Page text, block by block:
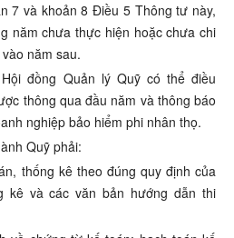
7 và khoản 8 Điều 5 Thông tư này,
năm chưa thực hiện hoặc chưa chi
năm sau.
đồng Quản lý Quỹ có thể điều
thông qua đầu năm và thông báo
nghiệp bảo hiểm phi nhân thọ.
Quỹ phải:
thống kê theo đúng quy định của
kê và các văn bản hướng dẫn thi